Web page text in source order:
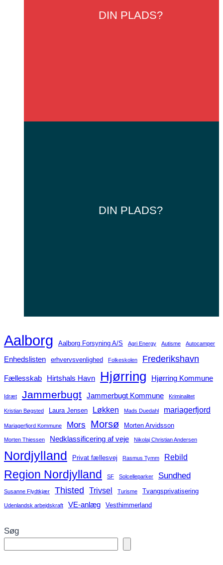
DIN PLADS?
DIN PLADS?
Aalborg Aalborg Forsyning A/S Agri Energy Autisme Autocamper
Enhedslisten erhvervsvenlighed Folkeskolen Frederikshavn
Fællesskab Hirtshals Havn Hjørring Hjørring Kommune
Idræt Jammerbugt Jammerbugt Kommune Kriminalitet
Kristian Bøgsted Laura Jensen Løkken Mads Duedahl mariagerfjord
Mariagerfjord Kommune Mors Morsø Morten Arvidsson
Morten Thiessen Nedklassificering af veje Nikolaj Christian Andersen
Nordjylland Privat fællesvej Rasmus Tymm Rebild
Region Nordjylland SF Solcelleparker Sundhed
Susanne Flydtkjær Thisted Trivsel Turisme Tvangsprivatisering
Udenlandsk arbejdskraft VE-anlæg Vesthimmerland
Søg